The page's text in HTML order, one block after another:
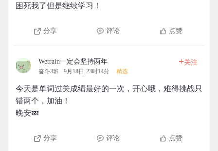
困死我了但是继续学习！
分享 评论 点赞
Wetrain一定会坚持两年
奋斗3班 9月18日 23时14分 精选
+关注
今天是单词过关成绩最好的一次，开心哦，难得挑战只
错两个，加油！
晚安💤
分享 评论 点赞